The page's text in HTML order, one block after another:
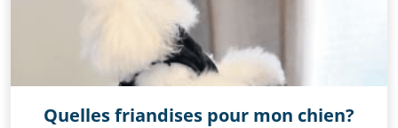
Education canine et comportement
L'alimentation de mon chat
L'alimentation de mon chien
Quelles friandises pour mon chien?